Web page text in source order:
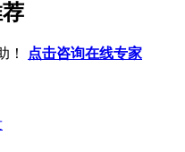
！ 点击咨询在线专家